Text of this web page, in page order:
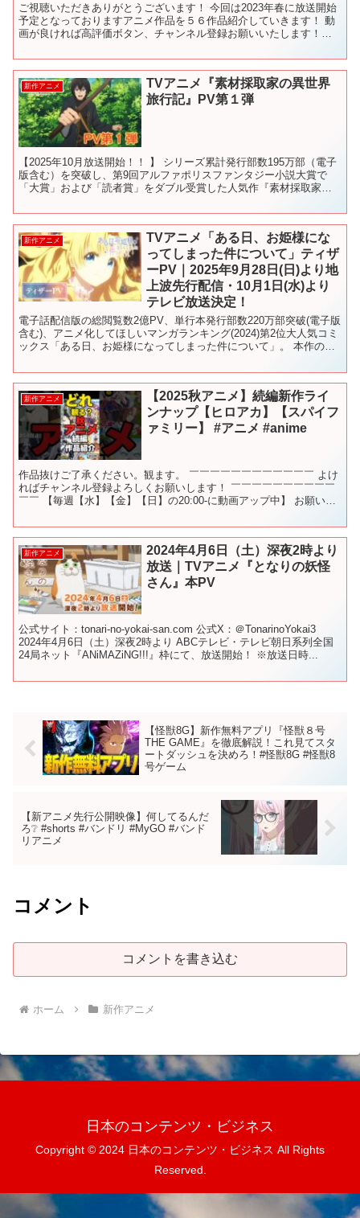
ご視聴いただきありがとうございます！ 今回は2023年春に放送開始
予定となっておりますアニメ作品を５６作品紹介していきます！ 動
画が良ければ高評価ボタン、チャンネル登録お願いいたします！！
新作アニメ
TVアニメ『素材採取家の異世界
旅行記』PV第１弾
【2025年10月放送開始！！ 】 シリーズ累計発行部数195万部（電子
版含む）を突破し、第9回アルファポリスファンタジー小説大賞で
「大賞」および「読者賞」をダブル受賞した人気作『素材採取家の
新作アニメ
TVアニメ「ある日、お姫様にな
ってしまった件について」ティザ
ーPV｜2025年9月28日(日)より地
上波先行配信・10月1日(水)より
テレビ放送決定！
電子話配信版の総閲覧数2億PV、単行本発行部数220万部突破(電子版
含む)、アニメ化してほしいマンガランキング(2024)第2位大人気コミ
ックス「ある日、お姫様になってしまった件について」。 本作の待
新作アニメ
【2025秋アニメ】続編新作ライ
ンナップ【ヒロアカ】【スパイフ
ァミリー】 #アニメ #anime
作品抜けご了承ください。観ます。 ￣￣￣￣￣￣￣￣￣￣￣￣ よけ
ればチャンネル登録よろしくお願いします！ ￣￣￣￣￣￣￣￣￣￣
￣￣ 【毎週【水】【金】【日】の20:00-に動画アップ中】 お願いし
新作アニメ
2024年4月6日（土）深夜2時より
放送｜TVアニメ『となりの妖怪
さん』本PV
公式サイト：tonari-no-yokai-san.com 公式X：＠TonarinoYokai3
2024年4月6日（土）深夜2時より ABCテレビ・テレビ朝日系列全国
24局ネット『ANiMAZiNG!!!』枠にて、放送開始！ ※放送日時...
【怪獣8G】新作無料アプリ『怪獣８号
THE GAME』を徹底解説！これ見てスタ
ートダッシュを決めろ！#怪獣8G #怪獣8
号ゲーム
【新アニメ先行公開映像】何してるんだ
ろ❔ #shorts #バンドリ #MyGO #バンド
リアニメ
コメント
コメントを書き込む
ホーム 新作アニメ
日本のコンテンツ・ビジネス
Copyright © 2024 日本のコンテンツ・ビジネス All Rights
Reserved.